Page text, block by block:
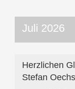
Juli 2026
Herzlichen
Stefan